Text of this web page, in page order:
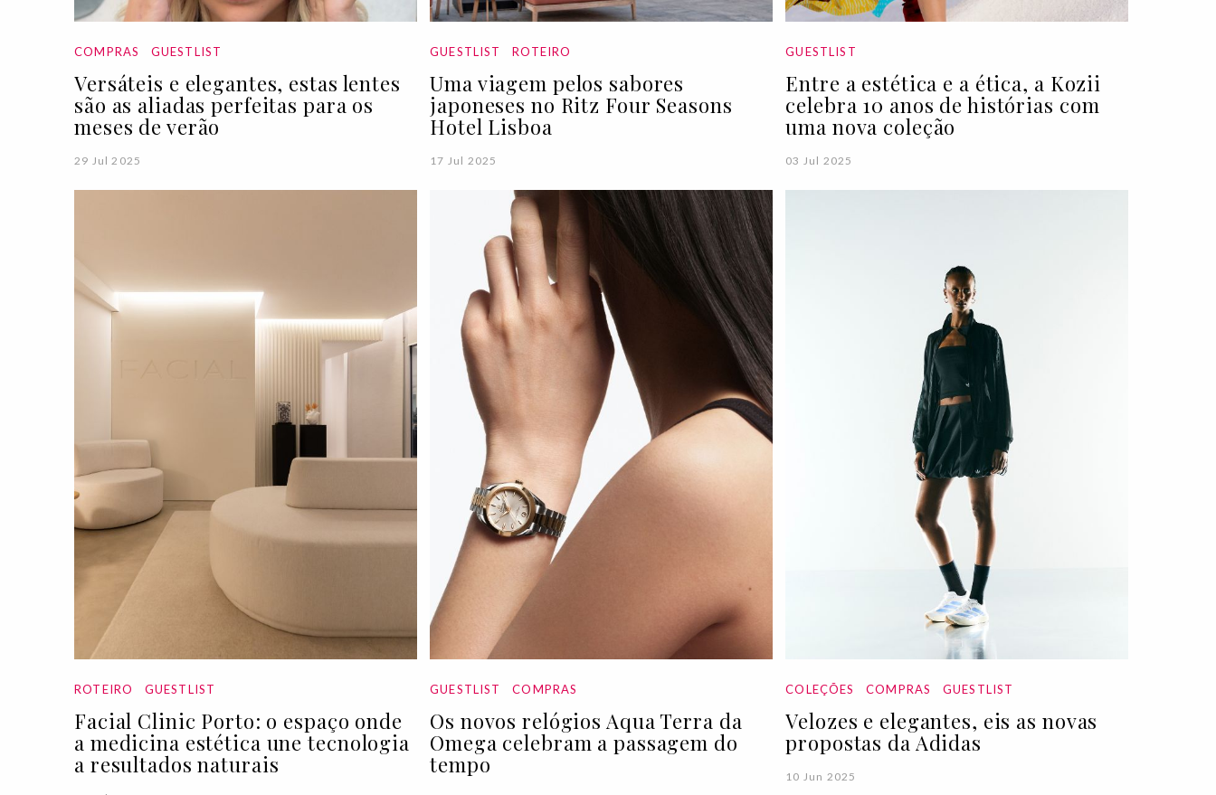
COMPRAS GUESTLIST
Versáteis e elegantes, estas lentes
são as aliadas perfeitas para os
meses de verão
29 Jul 2025
GUESTLIST ROTEIRO
Uma viagem pelos sabores
japoneses no Ritz Four Seasons
Hotel Lisboa
17 Jul 2025
GUESTLIST
Entre a estética e a ética, a Kozii
celebra 10 anos de histórias com
uma nova coleção
03 Jul 2025
ROTEIRO GUESTLIST
Facial Clinic Porto: o espaço onde
a medicina estética une tecnologia
a resultados naturais
GUESTLIST COMPRAS
Os novos relógios Aqua Terra da
Omega celebram a passagem do
tempo
COLEÇÕES COMPRAS GUESTLIST
Velozes e elegantes, eis as novas
propostas da Adidas
10 Jun 2025